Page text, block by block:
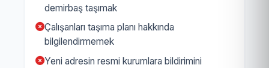
demirbaş taşımak
Çalışanları taşıma planı hakkında
bilgilendirmemek
Yeni adresin resmi kurumlara bildirimini